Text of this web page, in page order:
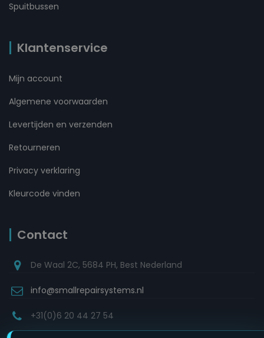
Spuitbussen
Klantenservice
Mijn account
Algemene voorwaarden
Levertijden en verzenden
Retourneren
Privacy verklaring
Kleurcode vinden
Contact
De Waal 2C, 5684 PH, Best Nederland
info@smallrepairsystems.nl
+31(0)6 20 44 27 54